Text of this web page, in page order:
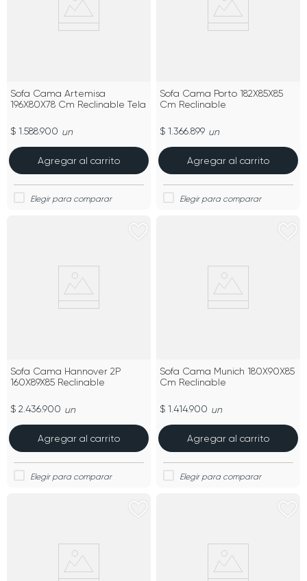
Sofa Cama Artemisa
196X80X78 Cm Reclinable Tela
$ 1.588.900 un
Agregar al carrito
Sofa Cama Porto 182X85X85
Cm Reclinable
$ 1.366.899 un
Agregar al carrito
Sofa Cama Hannover 2P
160X89X85 Reclinable
$ 2.436.900 un
Agregar al carrito
Sofa Cama Munich 180X90X85
Cm Reclinable
$ 1.414.900 un
Agregar al carrito